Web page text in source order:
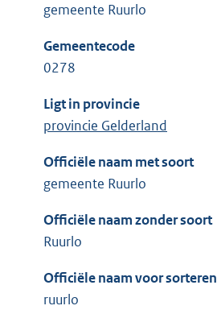
gemeente Ruurlo
Gemeentecode
0278
Ligt in provincie
provincie Gelderland
Officiële naam met soort
gemeente Ruurlo
Officiële naam zonder soort
Ruurlo
Officiële naam voor sorteren
ruurlo